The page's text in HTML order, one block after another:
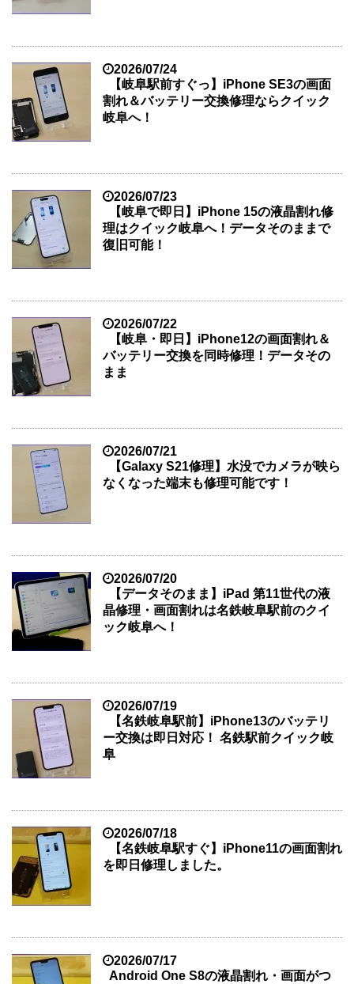
2026/07/24
【岐阜駅前すぐっ】iPhone SE3の画面
割れ＆バッテリー交換修理ならクイック
岐阜へ！
2026/07/23
【岐阜で即日】iPhone 15の液晶割れ修
理はクイック岐阜へ！データそのままで
復旧可能！
2026/07/22
【岐阜・即日】iPhone12の画面割れ＆
バッテリー交換を同時修理！データその
まま
2026/07/21
【Galaxy S21修理】水没でカメラが映ら
なくなった端末も修理可能です！
2026/07/20
【データそのまま】iPad 第11世代の液
晶修理・画面割れは名鉄岐阜駅前のクイ
ック岐阜へ！
2026/07/19
【名鉄岐阜駅前】iPhone13のバッテリ
ー交換は即日対応！ 名鉄駅前クイック岐
阜
2026/07/18
【名鉄岐阜駅すぐ】iPhone11の画面割れ
を即日修理しました。
2026/07/17
Android One S8の液晶割れ・画面がつ